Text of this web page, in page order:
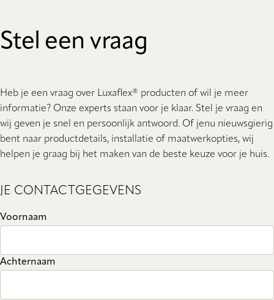
Stel een vraag
Heb je een vraag over Luxaflex® producten of wil je meer
informatie? Onze experts staan ​​voor je klaar. Stel je vraag en
wij geven je snel en persoonlijk antwoord. Of jenu nieuwsgierig
bent naar productdetails, installatie of maatwerkopties, wij
helpen je graag bij het maken van de beste keuze voor je huis.
JE CONTACTGEGEVENS
Voornaam
Achternaam